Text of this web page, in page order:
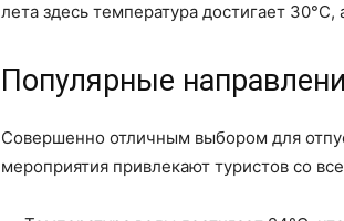
лета здесь температура достигает
Популярные
Совершенно отличным выбором для
мероприятия привлекают туристов со